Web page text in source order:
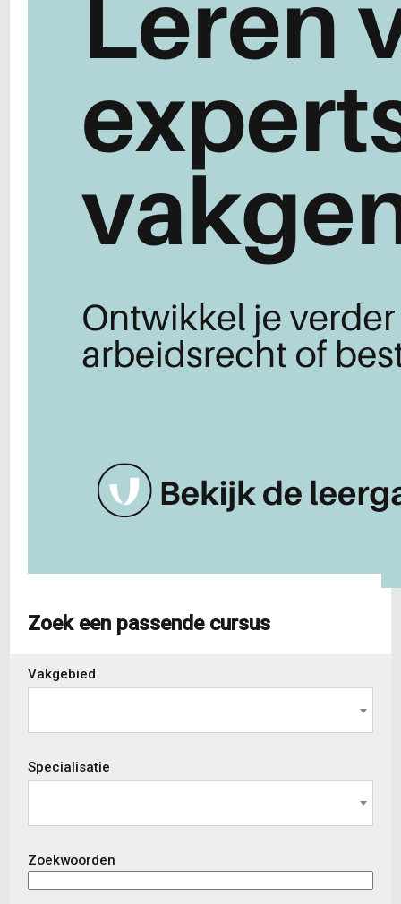
Zoek een passende cursus
to
Vakgebied
Specialisatie
Zoekwoorden